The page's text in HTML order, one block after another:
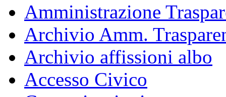
Amministrazione
Archivio Amm.
Archivio affissioni albo
Accesso Civico